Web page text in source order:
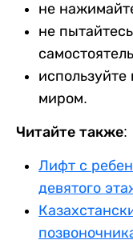
не
не
миром.
Читайте также:
Лифт с
девятого